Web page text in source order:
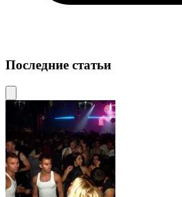
Последние статьи